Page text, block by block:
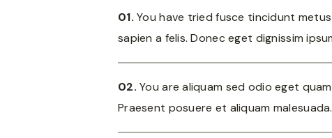
01.You have tried fusce tincidunt
sapien a felis. Donec eget dignissim
02.You are aliquam sed odio eget
Praesent posuere et aliquam